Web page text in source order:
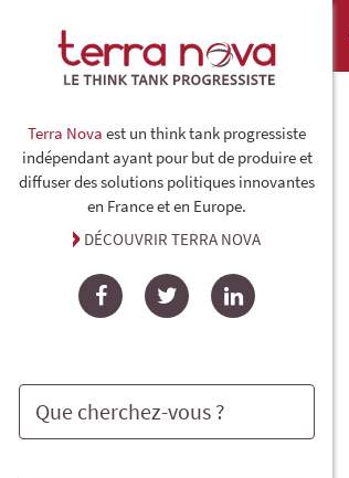
Terra Nova est un think tank progressiste
indépendant ayant pour but de produire et
diffuser des solutions politiques innovantes
en France et en Europe.
DÉCOUVRIR TERRA NOVA
FacebookTwitterLinkedIn